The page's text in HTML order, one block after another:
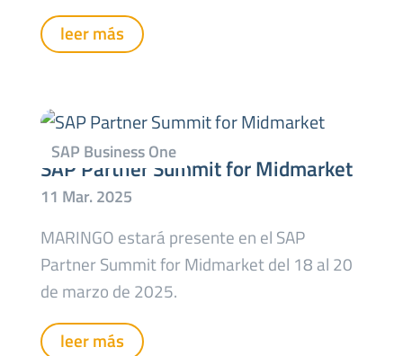
leer más
SAP Partner Summit for Midmarket
MARINGO estará presente en el SAP
Partner Summit for Midmarket del 18 al 20
de marzo de 2025.
leer más